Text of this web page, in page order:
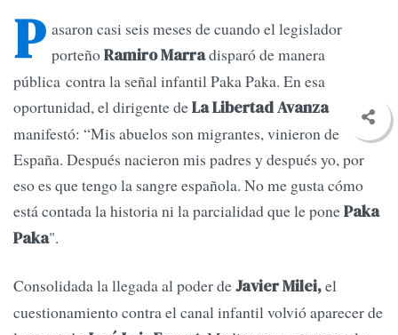
P asaron casi seis meses de cuando el legislador
porteñoRamiro Marradisparó de manera
pública contra la señal infantil Paka Paka. En esa
oportunidad, el dirigente deLa Libertad Avanza
manifestó: “Mis abuelos son migrantes, vinieron de
España. Después nacieron mis padres y después yo, por
eso es que tengo la sangre española. No me gusta cómo
está contada la historia ni la parcialidad que le ponePaka
Paka".
Consolidada la llegada al poder deJavier Milei,el
cuestionamiento contra el canal infantil volvió aparecer de